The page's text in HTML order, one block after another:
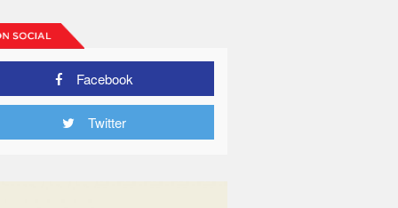
Facebook
Twitter